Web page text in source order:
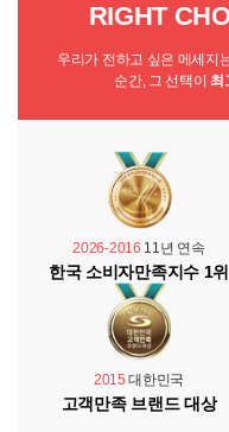
RIGHT
우리가 전하고 싶은 메세지
순간, 그 선택이 최
2026-2016 11년 연속
한국 소비자만족지수 1위
2015 대한민국
고객만족 브랜드 대상